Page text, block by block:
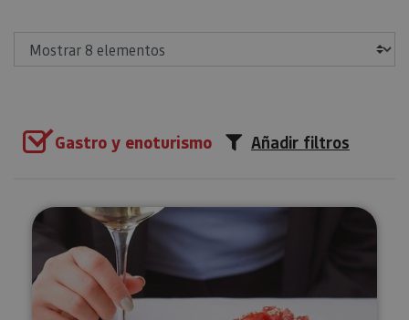
Gastro y enoturismo Añadir filtros
Cata de vinos ecológicos de